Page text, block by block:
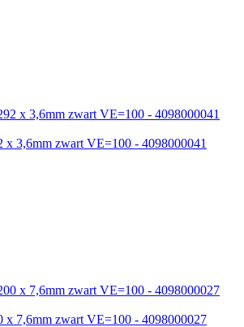
x 3,6mm zwart VE=100 - 4098000041
x 7,6mm zwart VE=100 - 4098000027